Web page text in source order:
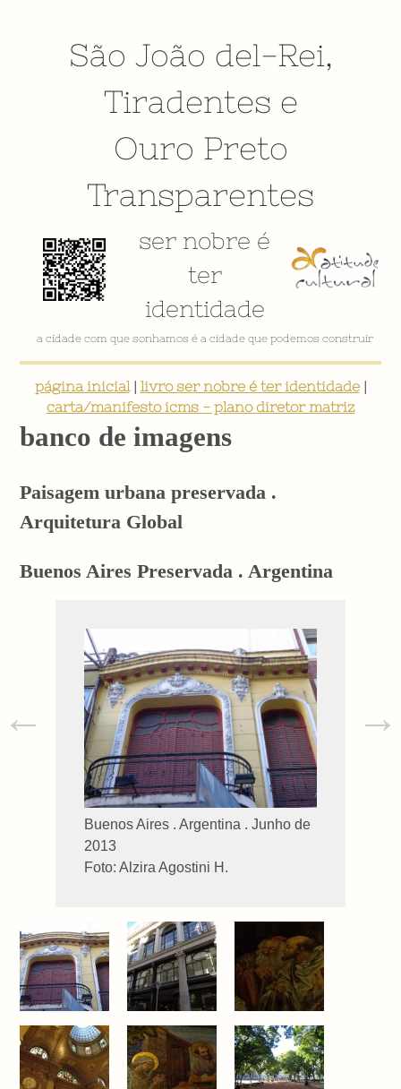
São João del-Rei,
Tiradentes e
Ouro Preto
Transparentes
ser nobre é
ter
identidade
VÍDEO INSTITUCIONAL
página inicial| livro ser nobre é ter identidade|
carta/manifesto icms - plano diretor matriz
banco de imagens
Paisagem urbana preservada .
Arquitetura Global
Buenos Aires Preservada . Argentina
Buenos Aires . Argentina . Junho de
2013
Foto: Alzira Agostini H.
← →